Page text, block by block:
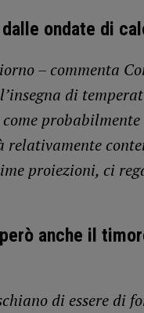
ondate di
– commenta
di
proiezioni, ci
anche il
di essere di